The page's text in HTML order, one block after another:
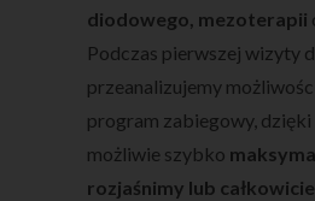
diodowego, mezoterapii
Podczas pierwszej wizyty
przeanalizujemy
program zabiegowy,
możliwie szybko
rozjaśnimy lub całkowicie